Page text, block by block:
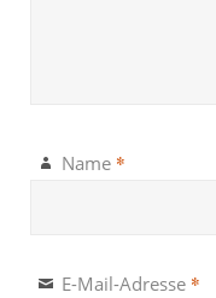
Name *
E-Mail-Adresse *